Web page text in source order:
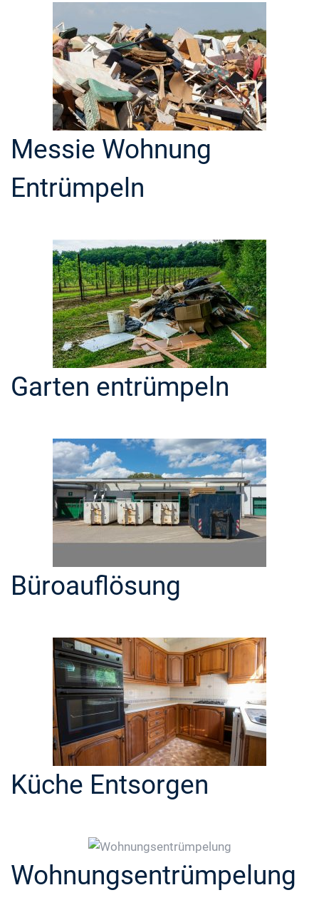
Messie Wohnung
Entrümpeln
Garten entrümpeln
Büroauflösung
Küche Entsorgen
Wohnungsentrümpelung